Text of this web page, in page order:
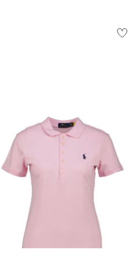
Polo Ralph Lauren | Damen
Poloshirt Slim Fit
135,00 €